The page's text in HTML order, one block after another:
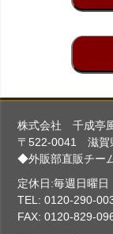
株式会社 千成亭
〒522-0041 滋賀
◆外販部直販チー
定休日:毎週日曜日
TEL: 0120-290-
FAX: 0120-829-